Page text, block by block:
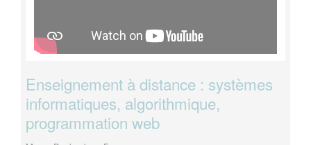
Enseignement à distance : systèmes
informatiques, algorithmique,
programmation web